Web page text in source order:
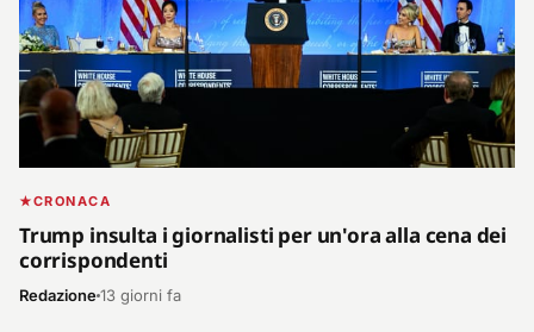
CRONACA
Trump insulta i giornalisti per un'ora alla cena dei
corrispondenti
Redazione13 giorni fa